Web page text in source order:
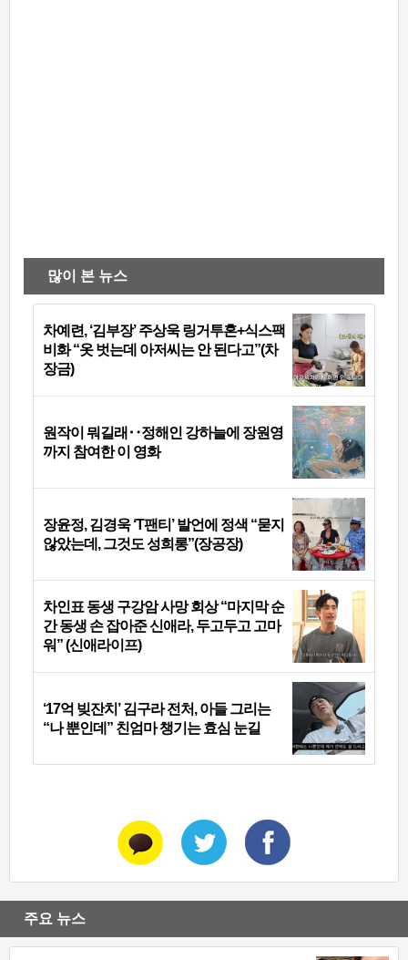
많이 본 뉴스
차예련, ‘김부장’ 주상욱 링거투혼+식스팩
비화 “옷 벗는데 아저씨는 안 된다고”(차
장금)
원작이 뭐길래‥정해인 강하늘에 장원영
까지 참여한 이 영화
장윤정, 김경욱 ‘T팬티’ 발언에 정색 “묻지
않았는데, 그것도 성희롱”(장공장)
차인표 동생 구강암 사망 회상 “마지막 순
간 동생 손 잡아준 신애라, 두고두고 고마
워” (신애라이프)
‘17억 빚잔치’ 김구라 전처, 아들 그리는
“나 뿐인데” 친엄마 챙기는 효심 눈길
주요 뉴스